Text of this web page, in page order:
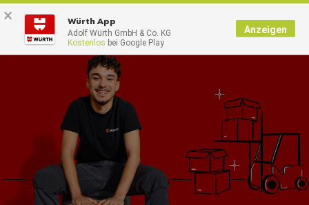
× Würth App
Adolf Würth GmbH & Co. KG
Kostenlos bei Google Play
Anzeigen